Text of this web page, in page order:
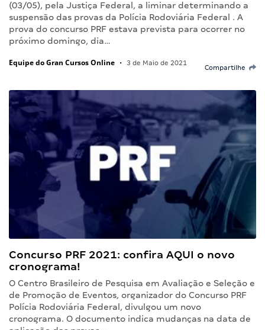
(03/05), pela Justiça Federal, a liminar determinando a
suspensão das provas da Polícia Rodoviária Federal . A
prova do concurso PRF estava prevista para ocorrer no
próximo domingo, dia…
Equipe do Gran Cursos Online • 3 de Maio de 2021
Compartilhe
Concurso PRF 2021: confira AQUI o novo
cronograma!
O Centro Brasileiro de Pesquisa em Avaliação e Seleção e
de Promoção de Eventos, organizador do Concurso PRF
Polícia Rodoviária Federal, divulgou um novo
cronograma. O documento indica mudanças na data de